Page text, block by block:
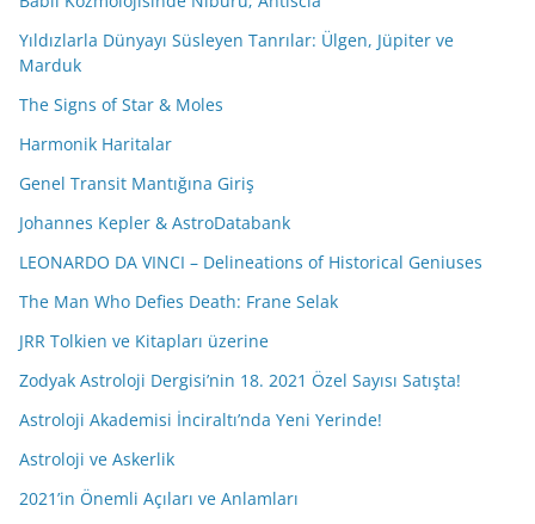
Yıldızlarla Dünyayı Süsleyen Tanrılar: Ülgen, Jüpiter ve
Marduk
The Signs of Star & Moles
Harmonik Haritalar
Genel Transit Mantığına Giriş
Johannes Kepler & AstroDatabank
LEONARDO DA VINCI – Delineations of Historical Geniuses
The Man Who Defies Death: Frane Selak
JRR Tolkien ve Kitapları üzerine
Zodyak Astroloji Dergisi’nin 18. 2021 Özel Sayısı Satışta!
Astroloji Akademisi İnciraltı’nda Yeni Yerinde!
Astroloji ve Askerlik
2021’in Önemli Açıları ve Anlamları